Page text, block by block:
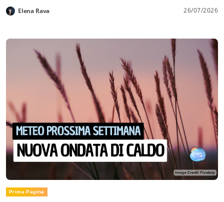
Elena Rava 26/07/2026
Prima Pagina